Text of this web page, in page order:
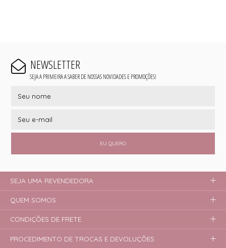
NEWSLETTER
SEJA A PRIMEIRA A SABER DE NOSSAS NOVIDADES E PROMOÇÕES!
EU QUERO
SEJA UMA REVENDEDORA
QUEM SOMOS
CONDIÇÕES DE FRETE
PROCEDIMENTO DE TROCAS E DEVOLUÇÕES